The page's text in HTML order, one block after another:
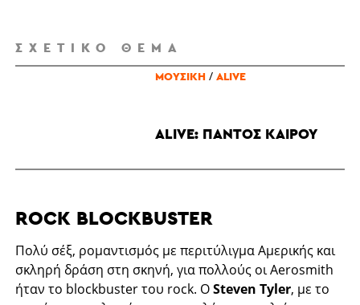
ΣΧΕΤΙΚΌ ΘΈΜΑ
ΜΟΥΣΙΚΉ /ALIVE
ALIVE: ΠΑΝΤΌΣ ΚΑΙΡΟΎ
ROCK BLOCKBUSTER
Πολύ σέξ, ρομαντισμός με περιτύλιγμα Αμερικής και
σκληρή δράση στη σκηνή, για πολλούς οι Aerosmith
ήταν το blockbuster του rock. ΟSteven Tyler, με το